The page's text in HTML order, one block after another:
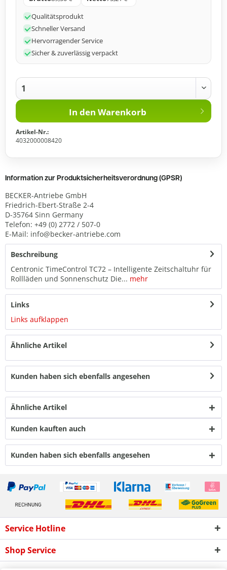
Qualitätsprodukt
Schneller Versand
Hervorragender Service
Sicher & zuverlässig verpackt
In den Warenkorb
Artikel-Nr.:
4032000008420
Information zur Produktsicherheitsverordnung (GPSR)
BECKER-Antriebe GmbH
Friedrich-Ebert-Straße 2-4
D-35764 Sinn Germany
Telefon: +49 (0) 2772 / 507-0
E-Mail: info@becker-antriebe.com
Beschreibung
Centronic TimeControl TC72 – Intelligente Zeitschaltuhr für
Rollläden und Sonnenschutz Die... mehr
Links
Links aufklappen
Ähnliche Artikel
Kunden haben sich ebenfalls angesehen
Ähnliche Artikel
Kunden kauften auch
Kunden haben sich ebenfalls angesehen
Service Hotline
Shop Service